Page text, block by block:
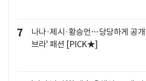
7
나나·제시·황승언…당당하게 공
브라' 패션 [PICK★]